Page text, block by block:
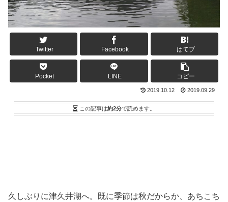
Twitter Facebook はてブ
Pocket LINE コピー
2019.10.12 2019.09.29
この記事は約2分で読めます。
久しぶりに津久井湖へ。既に季節は秋だからか、あちこち